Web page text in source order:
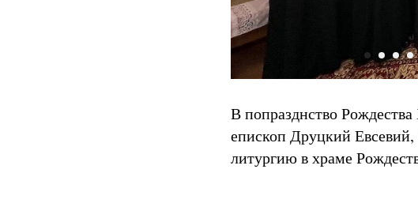
В попразднство
епископ Друцкий
литургию в храме